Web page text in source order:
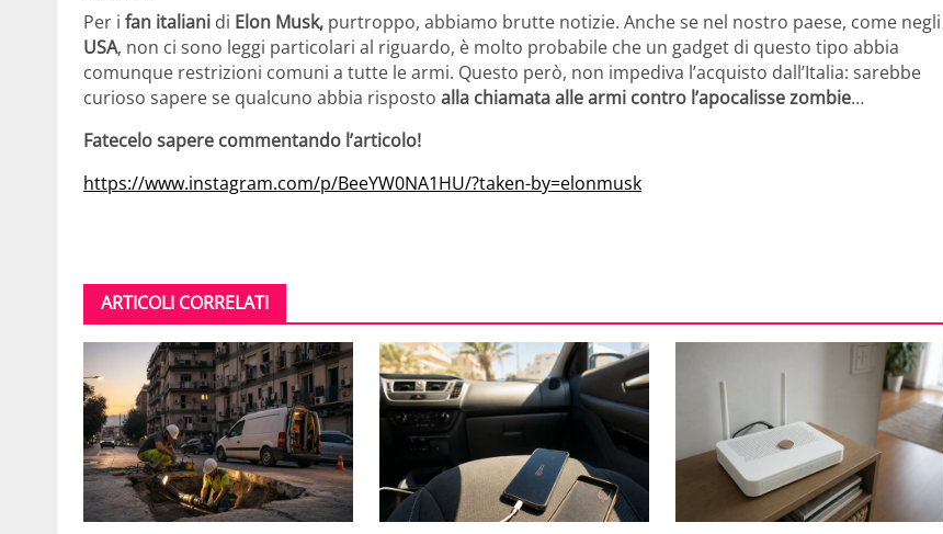
Per i fan italiani di Elon Musk, purtroppo, abbiamo brutte notizie. Anche se nel nostro paese, come negli
USA, non ci sono leggi particolari al riguardo, è molto probabile che un gadget di questo tipo abbia
comunque restrizioni comuni a tutte le armi. Questo però, non impediva l’acquisto dall’Italia: sarebbe
curioso sapere se qualcuno abbia risposto alla chiamata alle armi contro l’apocalisse zombie…
Fatecelo sapere commentando l’articolo!
https://www.instagram.com/p/BeeYW0NA1HU/?taken-by=elonmusk
ARTICOLI CORRELATI